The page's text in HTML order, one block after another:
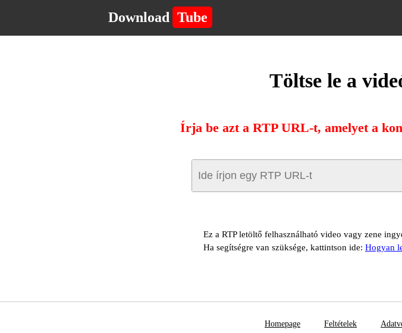
Download Tube
Töltse le a
Írja be azt a RTP URL-t, amelyet a
Ez a RTP letöltő felhasználható video vagy zene
Ha segítségre van szüksége, kattintson ide: Hogyan
Homepage Feltételek